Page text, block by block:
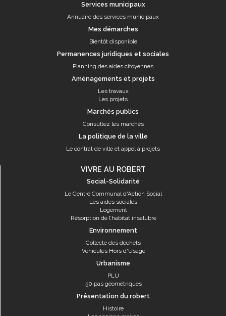
Services municipaux
Annuaire des services municipaux
Mes démarches
Bientôt disponible
Permanences juridiques et sociales
Planning des aides citoyennes
Aménagements et projets
Les travaux
Les projets
Marchés publics
Consultez les marchés
La politique de la ville
Le contrat de ville et appel à projets
VIVRE AU ROBERT
Social-Solidarité
Le Centre Communal d'Action Social
Les aides sociales
Logement
Résorption de l’habitat insalubre
Environnement
Collecte des déchets
Véhicules Hors d'Usage
Urbanisme
PLU
50 pas géométriques
Présentation du robert
Histoire